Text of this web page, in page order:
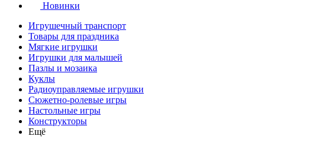
Новинки
Игрушечный транспорт
Товары для праздника
Мягкие игрушки
Игрушки для малышей
Пазлы и мозаика
Куклы
Радиоуправляемые игрушки
Сюжетно-ролевые игры
Настольные игры
Конструкторы
Ещё